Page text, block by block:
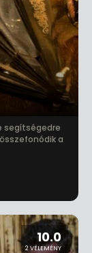
segítségedre
a
10.0
2 VÉLEMÉNY